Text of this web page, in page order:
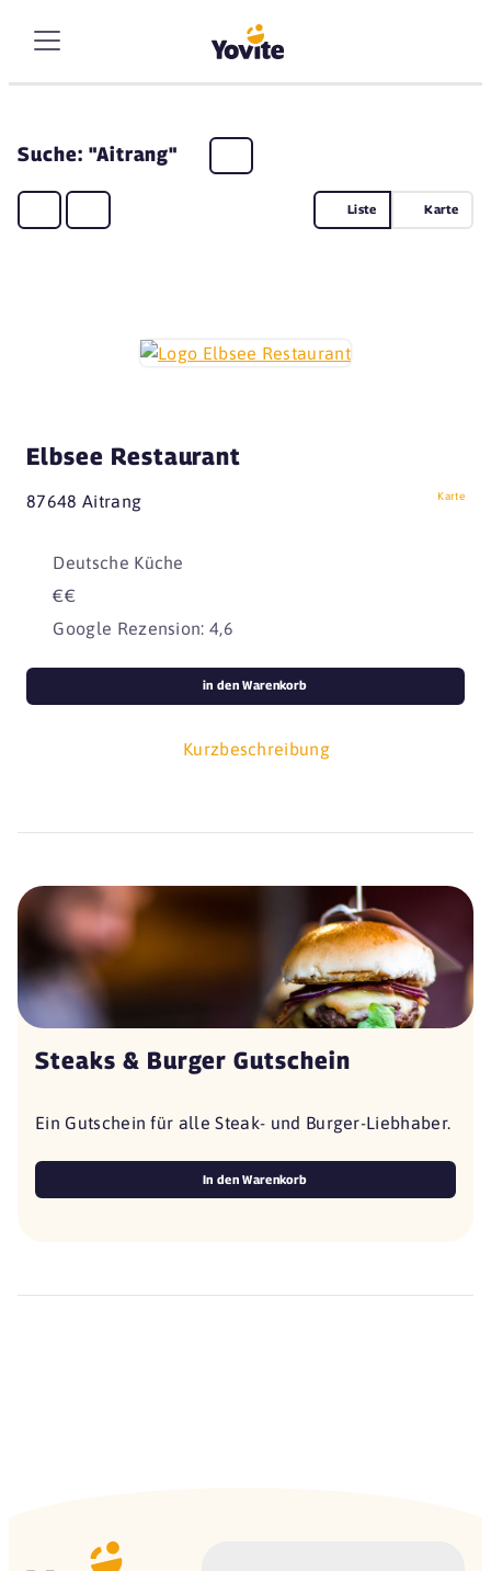
Suche: "Aitrang"
Liste Karte
Elbsee Restaurant
87648 Aitrang Karte
Deutsche Küche
€€
Google Rezension: 4,6
Kurzbeschreibung
in den Warenkorb
Steaks & Burger Gutschein
Ein Gutschein für alle Steak- und Burger-Liebhaber.
In den Warenkorb